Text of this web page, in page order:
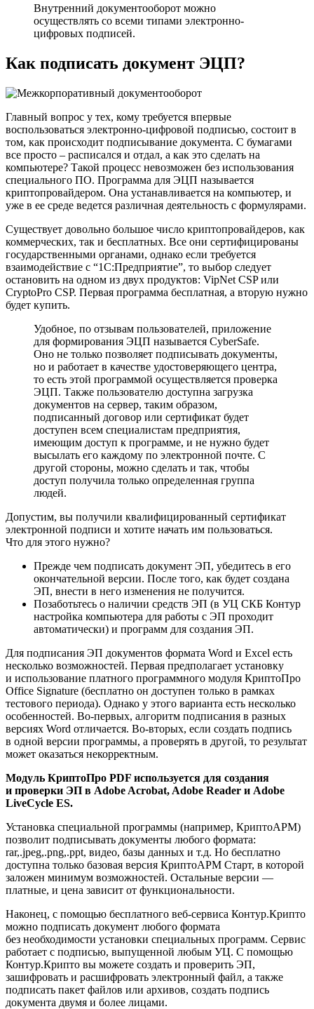
Внутренний документооборот можно
осуществлять со всеми типами электронно-
цифровых подписей.
Как подписать документ ЭЦП?
Главный вопрос у тех, кому требуется впервые
воспользоваться электронно-цифровой подписью, состоит в
том, как происходит подписывание документа. С бумагами
все просто – расписался и отдал, а как это сделать на
компьютере? Такой процесс невозможен без использования
специального ПО. Программа для ЭЦП называется
криптопровайдером. Она устанавливается на компьютер, и
уже в ее среде ведется различная деятельность с формулярами.
Существует довольно большое число криптопровайдеров, как
коммерческих, так и бесплатных. Все они сертифицированы
государственными органами, однако если требуется
взаимодействие с “1С:Предприятие”, то выбор следует
остановить на одном из двух продуктов: VipNet CSP или
CryptoPro CSP. Первая программа бесплатная, а вторую нужно
будет купить.
Удобное, по отзывам пользователей, приложение
для формирования ЭЦП называется CyberSafe.
Оно не только позволяет подписывать документы,
но и работает в качестве удостоверяющего центра,
то есть этой программой осуществляется проверка
ЭЦП. Также пользователю доступна загрузка
документов на сервер, таким образом,
подписанный договор или сертификат будет
доступен всем специалистам предприятия,
имеющим доступ к программе, и не нужно будет
высылать его каждому по электронной почте. С
другой стороны, можно сделать и так, чтобы
доступ получила только определенная группа
людей.
Допустим, вы получили квалифицированный сертификат
электронной подписи и хотите начать им пользоваться.
Что для этого нужно?
Прежде чем подписать документ ЭП, убедитесь в его
окончательной версии. После того, как будет создана
ЭП, внести в него изменения не получится.
Позаботьтесь о наличии средств ЭП (в УЦ СКБ Контур
настройка компьютера для работы с ЭП проходит
автоматически) и программ для создания ЭП.
Для подписания ЭП документов формата Word и Excel есть
несколько возможностей. Первая предполагает установку
и использование платного программного модуля КриптоПро
Office Signature (бесплатно он доступен только в рамках
тестового периода). Однако у этого варианта есть несколько
особенностей. Во-первых, алгоритм подписания в разных
версиях Word отличается. Во-вторых, если создать подпись
в одной версии программы, а проверять в другой, то результат
может оказаться некорректным.
Модуль КриптоПро PDF используется для создания
и проверки ЭП в Adobe Acrobat, Adobe Reader и Adobe
LiveCycle ES.
Установка специальной программы (например, КриптоАРМ)
позволит подписывать документы любого формата:
rar,.jpeg,.png,.ppt, видео, базы данных и т.д. Но бесплатно
доступна только базовая версия КриптоАРМ Старт, в которой
заложен минимум возможностей. Остальные версии —
платные, и цена зависит от функциональности.
Наконец, с помощью бесплатного веб-сервиса Контур.Крипто
можно подписать документ любого формата
без необходимости установки специальных программ. Сервис
работает с подписью, выпущенной любым УЦ. С помощью
Контур.Крипто вы можете создать и проверить ЭП,
зашифровать и расшифровать электронный файл, а также
подписать пакет файлов или архивов, создать подпись
документа двумя и более лицами.